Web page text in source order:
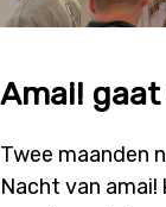
Amai!
Twee maanden
Nacht van amai!